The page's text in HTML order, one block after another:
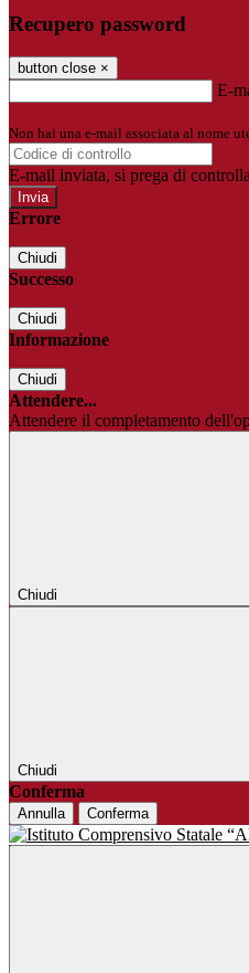
Recupero password
button close ×
E-
Non hai una e-mail associata al nome
E-mail inviata, si prega di
Errore
Chiudi
Successo
Chiudi
Informazione
Chiudi
Attendere...
Attendere il completamento
Chiudi
Chiudi
Conferma
Annulla Conferma